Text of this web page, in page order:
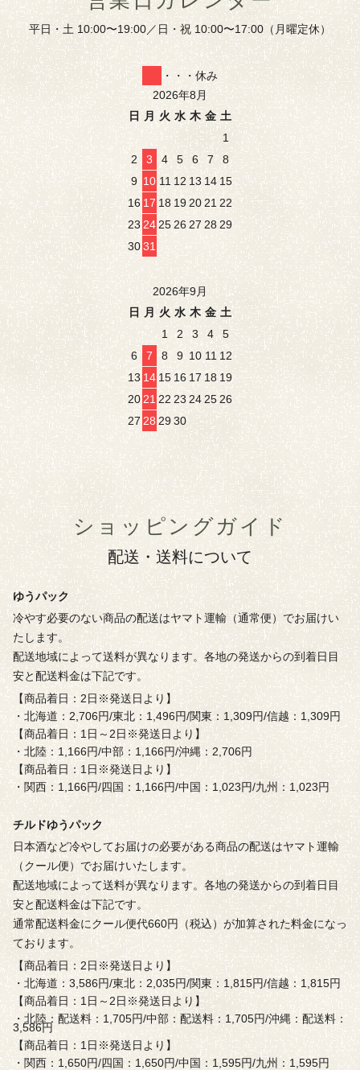
平日・土 10:00〜19:00／日・祝 10:00〜17:00（月曜定休）
・・・休み
2026年8月
日 月 火 水 木 金 土
1
2
3 4 5 6 7
8
9 10 11 12 13 14 15
16 17 18 19 20 21 22
23 24 25 26 27 28 29
3031
2026年9月
日 月 火 水 木 金 土
1
2 3 4
5
6
7 8 9 10 11 12
13 14 15 16 17 18 19
20 21 22 23 24 2526
27 28 2930
ショッピングガイド
配送・送料について
ゆうパック
冷やす必要のない商品の配送はヤマト運輸（通常便）でお届けい
たします。
配送地域によって送料が異なります。各地の発送からの到着日目
安と配送料金は下記です。
【商品着日：2日※発送日より】
・北海道：2,706円/東北：1,496円/関東：1,309円/信越：1,309円
【商品着日：1日～2日※発送日より】
・北陸：1,166円/中部：1,166円/沖縄：2,706円
【商品着日：1日※発送日より】
・関西：1,166円/四国：1,166円/中国：1,023円/九州：1,023円
チルドゆうパック
日本酒など冷やしてお届けの必要がある商品の配送はヤマト運輸
（クール便）でお届けいたします。
配送地域によって送料が異なります。各地の発送からの到着日目
安と配送料金は下記です。
通常配送料金にクール便代660円（税込）が加算された料金になっ
ております。
【商品着日：2日※発送日より】
・北海道：3,586円/東北：2,035円/関東：1,815円/信越：1,815円
【商品着日：1日～2日※発送日より】
・北陸：配送料：1,705円/中部：配送料：1,705円/沖縄：配送料：
3,586円
【商品着日：1日※発送日より】
・関西：1,650円/四国：1,650円/中国：1,595円/九州：1,595円